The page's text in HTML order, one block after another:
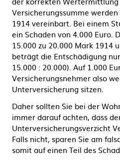
Versicherungssumme
1914 vereinbart. Bei einem
ein Schaden von 4.000 Euro.
15.000 zu 20.000 Mark 1914
beträgt die Entschädigung
15.000 : 20.000). Auf 1.000
Versicherungsnehmer also
Unterversicherung sitzen.
Daher sollten Sie bei der
immer darauf achten, dass
Unterversicherungsverzicht
Falls nicht, sparen Sie am
somit auf einen Teil des